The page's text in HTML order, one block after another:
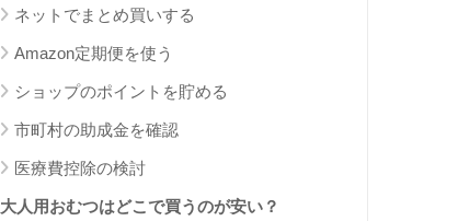
ネットでまとめ買いする
Amazon定期便を使う
ショップのポイントを貯める
市町村の助成金を確認
医療費控除の検討
大人用おむつはどこで買うのが安い？